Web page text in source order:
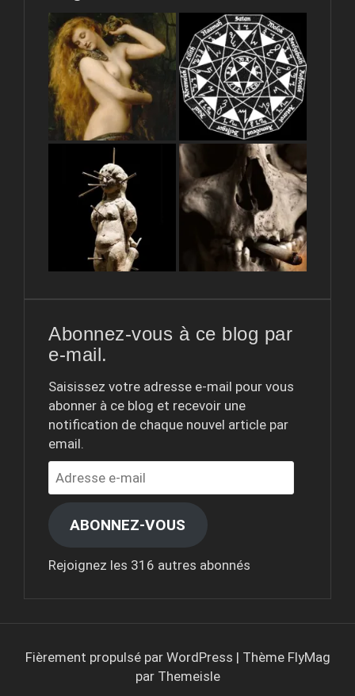
Abonnez-vous à ce blog par
e-mail.
Saisissez votre adresse e-mail pour vous
abonner à ce blog et recevoir une
notification de chaque nouvel article par
email.
Adresse
e-
mail
ABONNEZ-VOUS
Rejoignez les 316 autres abonnés
Fièrement propulsé par WordPress | Thème FlyMag
par Themeisle